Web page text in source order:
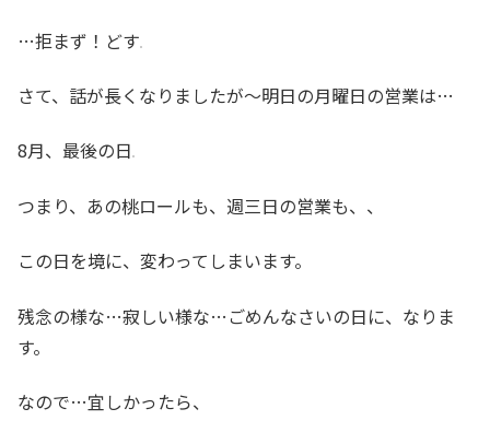
…拒まず！どす
さて、話が長くなりましたが〜明日の月曜日の営業は…
8月、最後の日
つまり、あの桃ロールも、週三日の営業も、、
この日を境に、変わってしまいます。
残念の様な…寂しい様な…ごめんなさいの日に、なりま
す。
なので…宜しかったら、